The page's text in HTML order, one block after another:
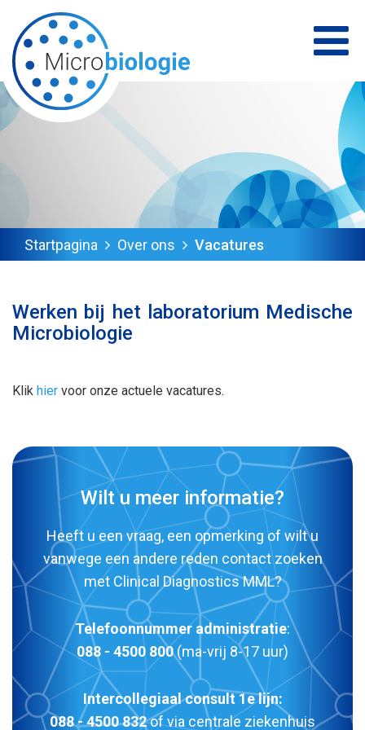
Startpagina Over ons Vacatures
Werken bij het laboratorium Medische
Microbiologie
Klik hier voor onze actuele vacatures.
Wilt u meer informatie?
Heeft u een vraag, een opmerking of wilt u
vanwege een andere reden contact zoeken
met Clinical Diagnostics MML?
Telefoonnummer administratie:
088 - 4500 800(ma-vrij 8-17 uur)
Intercollegiaal consult 1e lijn:
088 - 4500 832of via centrale ziekenhuis